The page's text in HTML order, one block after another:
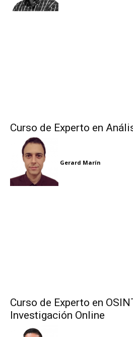
Curso de Experto en
Gerard Marín
Curso de Experto en
Investigación Online